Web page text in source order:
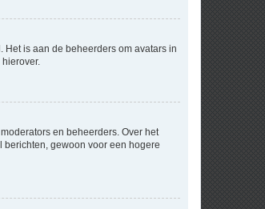
Het is aan de beheerders om avatars in
en beheerders. Over het
gewoon voor een hogere